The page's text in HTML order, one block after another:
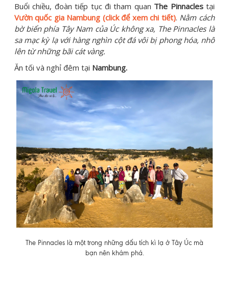
Buổi chiều, đoàn tiếp tục đi tham quan The Pinnaclestại
Vườn quốc gia Nambung (click để xem chi tiết). Nằm cách
bờ biển phía Tây Nam của Úc không xa, The Pinnacles là
sa mạc kỳ lạ với hàng nghìn cột đá vôi bị phong hóa, nhô
lên từ những bãi cát vàng.
Ăn tối và nghỉ đêm tại Nambung.
The Pinnacles là một trong những dấu tích kì lạ ở Tây Úc mà
bạn nên khám phá.